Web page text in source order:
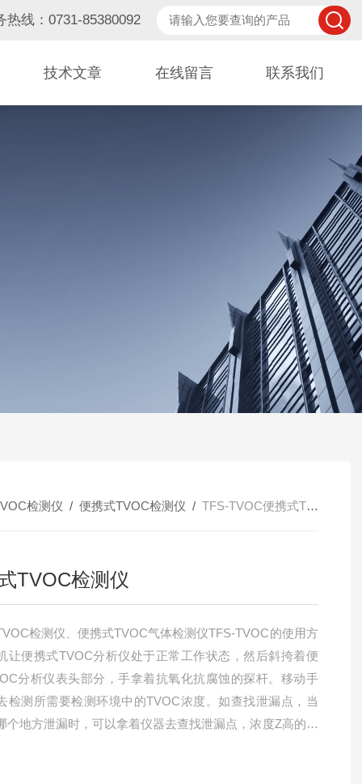
热线：0731-85380092
技术文章 在线留言 联系我们
检测仪 / 便携式TVOC检测仪 / TFS-TVOC便携式TVOC检测仪
TVOC检测仪
检测仪、便携式TVOC气体检测仪TFS-TVOC的使用方
让便携式TVOC分析仪处于正常工作状态，然后斜挎着便
分析仪表头部分，手拿着抗氧化抗腐蚀的探杆。移动手
检测所需要检测环境中的TVOC浓度。如查找泄漏点，当
个地方泄漏时，可以拿着仪器去查找泄漏点，浓度Z高的地